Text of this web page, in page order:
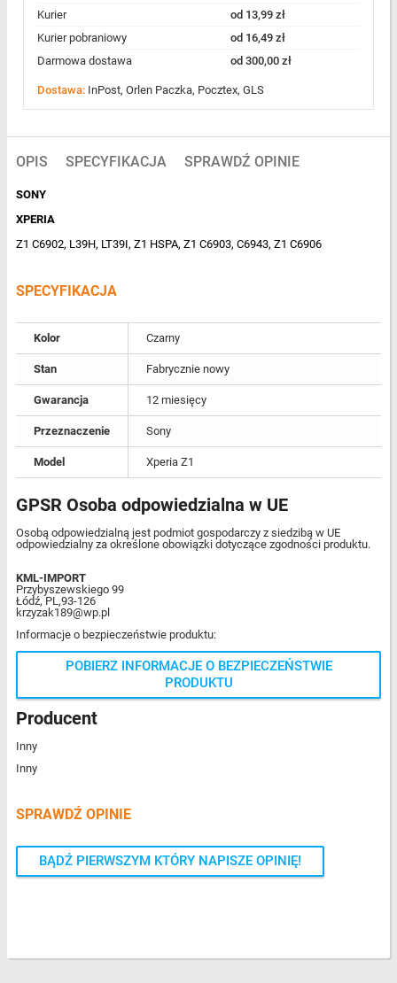
Kurier
od 13,99 zł
Kurier pobraniowy
od 16,49 zł
Darmowa dostawa
od 300,00 zł
Dostawa: InPost, Orlen Paczka, Pocztex, GLS
OPIS SPECYFIKACJA SPRAWDŹ OPINIE
SONY
XPERIA
Z1 C6902, L39H, LT39I, Z1 HSPA, Z1 C6903, C6943, Z1 C6906
SPECYFIKACJA
Kolor Czarny
Stan Fabrycznie nowy
Gwarancja 12 miesięcy
Przeznaczenie Sony
Model Xperia Z1
GPSR Osoba odpowiedzialna w UE
Osobą odpowiedzialną jest podmiot gospodarczy z siedzibą w UE
odpowiedzialny za określone obowiązki dotyczące zgodności produktu.
KML-IMPORT
Przybyszewskiego 99
Łódź, PL,93-126
krzyzak189@wp.pl
Informacje o bezpieczeństwie produktu:
POBIERZ INFORMACJE O BEZPIECZEŃSTWIE
PRODUKTU
Producent
Inny
Inny
SPRAWDŹ OPINIE
BĄDŹ PIERWSZYM KTÓRY NAPISZE OPINIĘ!